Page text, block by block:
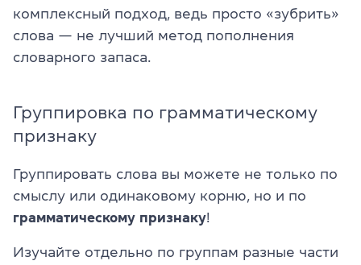
комплексный подход, ведь просто «зубрить»
слова — не лучший метод пополнения
словарного запаса.
Группировка по грамматическому
признаку
Группировать слова вы можете не только по
смыслу или одинаковому корню, но и по
грамматическому признаку!
Изучайте отдельно по группам разные части